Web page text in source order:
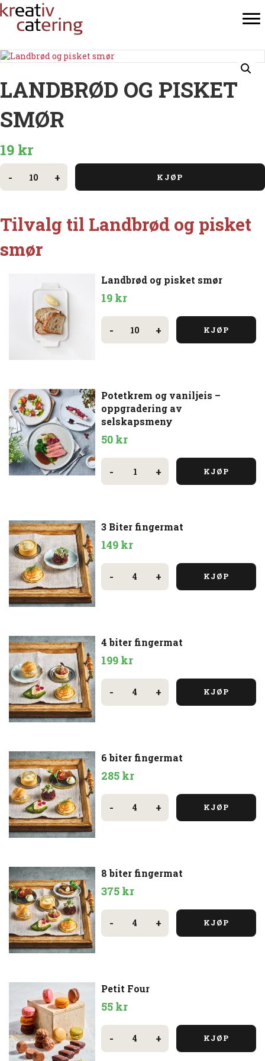
LANDBRØD OG PISKET
SMØR
19 kr
-
Landbrød
og
pisket
smør
+ KJØP
Tilvalg til Landbrød og pisket
smør
Landbrød og pisket smør
19 kr
-
Landbrød
og
pisket
smør
+ KJØP
Potetkrem og vaniljeis –
oppgradering av
selskapsmeny
50 kr
-
Potetkrem
og
vaniljeis
-
+ KJØP
3 Biter fingermat
149 kr
-
3
Biter
fingermat
antall
+ KJØP
4 biter fingermat
199 kr
-
4
biter
fingermat
antall
+ KJØP
6 biter fingermat
285 kr
-
6
biter
fingermat
antall
+ KJØP
8 biter fingermat
375 kr
-
8
biter
fingermat
antall
+ KJØP
Petit Four
55 kr
-
Petit
Four
antall + KJØP